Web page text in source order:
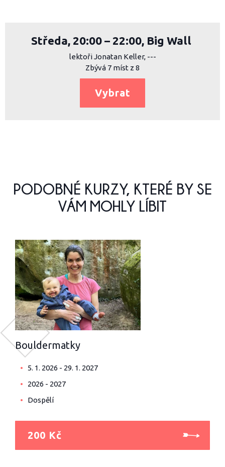
Středa, 20:00 – 22:00, Big Wall
lektoři Jonatan Keller, ---
Zbývá 7 míst z 8
Vybrat
PODOBNÉ KURZY, KTERÉ BY SE
VÁM MOHLY LÍBIT
Bouldermatky
5. 1. 2026 - 29. 1. 2027
2026 - 2027
Dospělí
200 Kč